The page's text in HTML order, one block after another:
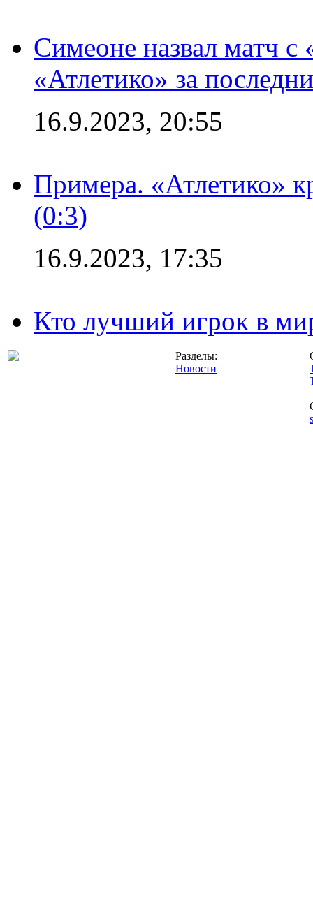
Симеоне назвал матч
«Атлетико» за
16.9.2023, 20:55
Примера. «Атлетико»
(0:3)
16.9.2023, 17:35
Кто лучший игрок в
Разделы:
Новости